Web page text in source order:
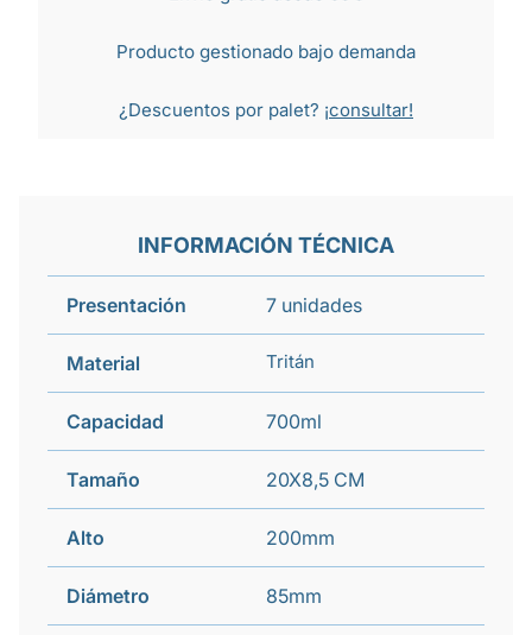
Producto gestionado bajo demanda
¿Descuentos por palet? ¡consultar!
INFORMACIÓN TÉCNICA
Presentación 7 unidades
Material Tritán
Capacidad 700ml
Tamaño 20X8,5 CM
Alto 200mm
Diámetro 85mm